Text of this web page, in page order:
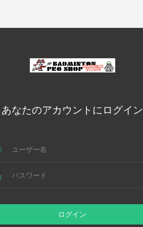
あなたのアカウントにログイン
ログイン